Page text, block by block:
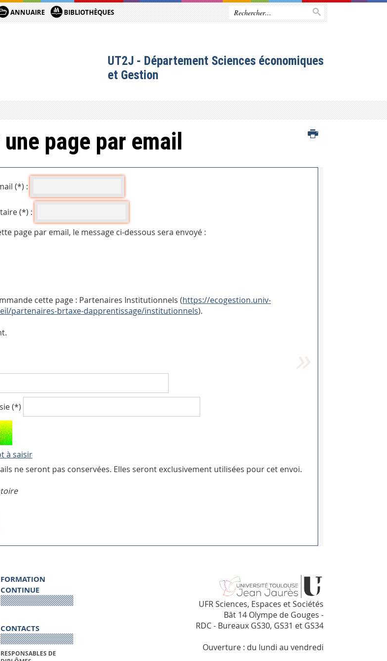
ANNUAIRE BIBLIOTHÈQUES
UT2J - Département Sciences économiques
et Gestion
page par email
(*) :
(*) :
page par email, le message ci-dessous sera envoyé :
cette page : Partenaires Institutionnels (https://ecogestion.univ-
partenaires-brtaxe-dapprentissage/institutionnels).
(*)
à saisir
ne seront pas conservées. Elles seront exclusivement utilisées pour cet envoi.
FORMATION
CONTINUE
CONTACTS
RESPONSABLES DE
UFR Sciences, Espaces et Sociétés
Bât 14 Olympe de Gouges -
RDC - Bureaux GS30, GS31 et GS34
Ouverture : du lundi au vendredi